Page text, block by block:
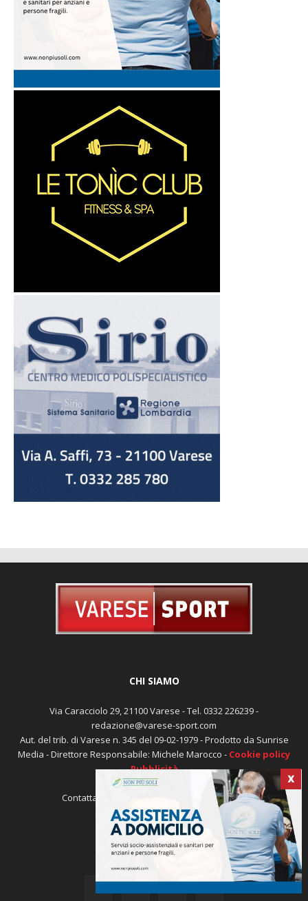
X
CHI SIAMO
Via Caracciolo 29, 21100 Varese - Tel. 0332 226239 -
redazione@varese-sport.com
Aut. del trib. di Varese n. 345 del 09-02-1979 - Prodotto da Sunrise
Media - Direttore Responsabile: Michele Marocco - Cookie policy
Pubblicità
Contattaci: redazione@varese-sport.com
SEGUICI